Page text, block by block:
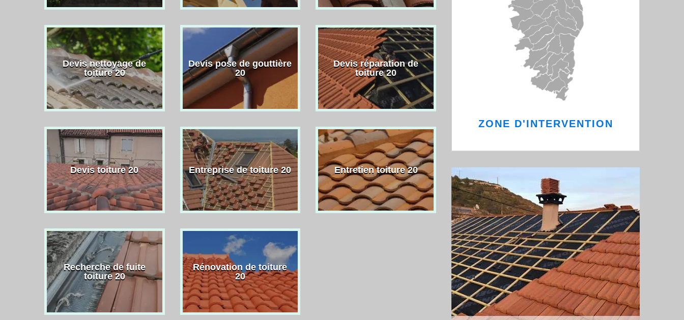
Devis nettoyage de
toiture 20
Devis pose de gouttière
20
Devis réparation de
toiture 20
Devis toiture 20 Entreprise de toiture 20 Entretien toiture 20
Recherche de fuite
toiture 20
Rénovation de toiture
20
ZONE D'INTERVENTION